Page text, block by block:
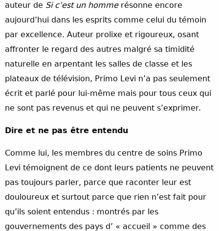
auteur de Si c’est un hommerésonne encore
aujourd’hui dans les esprits comme celui du témoin
par excellence. Auteur prolixe et rigoureux, osant
affronter le regard des autres malgré sa timidité
naturelle en arpentant les salles de classe et les
plateaux de télévision, Primo Levi n’a pas seulement
écrit et parlé pour lui-même mais pour tous ceux qui
ne sont pas revenus et qui ne peuvent s’exprimer.
Dire et ne pas être entendu
Comme lui, les membres du centre de soins Primo
Levi témoignent de ce dont leurs patients ne peuvent
pas toujours parler, parce que raconter leur est
douloureux et surtout parce que rien n’est fait pour
qu’ils soient entendus : montrés par les
gouvernements des pays d’ « accueil » comme des